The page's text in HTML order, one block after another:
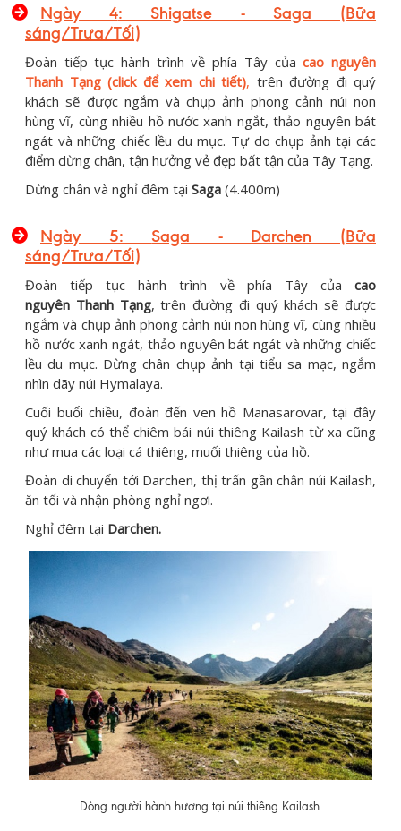
Ngày 4: Shigatse - Saga (Bữa
sáng/Trưa/Tối)
Đoàn tiếp tục hành trình về phía Tây củacao nguyên
Thanh Tạng (click để xem chi tiết), trên đường đi quý
khách sẽ được ngắm và chụp ảnh phong cảnh núi non
hùng vĩ, cùng nhiều hồ nước xanh ngắt, thảo nguyên bát
ngát và những chiếc lều du mục. Tự do chụp ảnh tại các
điểm dừng chân, tận hưởng vẻ đẹp bất tận của Tây Tạng.
Dừng chân và nghỉ đêm tại Saga (4.400m)
Ngày 5:Saga - Darchen (Bữa
sáng/Trưa/Tối)
Đoàn tiếp tục hành trình về phía Tây của cao
nguyên Thanh Tạng, trên đường đi quý khách sẽ được
ngắm và chụp ảnh phong cảnh núi non hùng vĩ, cùng nhiều
hồ nước xanh ngát, thảo nguyên bát ngát và những chiếc
lều du mục. Dừng chân chụp ảnh tại tiểu sa mạc, ngắm
nhìn dãy núi Hymalaya.
Cuối buổi chiều, đoàn đến ven hồ Manasarovar, tại đây
quý khách có thể chiêm bái núi thiêng Kailash từ xa cũng
như mua các loại cá thiêng, muối thiêng của hồ.
Đoàn di chuyển tới Darchen, thị trấn gần chân núi Kailash,
ăn tối và nhận phòng nghỉ ngơi.
Nghỉ đêm tại Darchen.
Dòng người hành hương tại núi thiêng Kailash.